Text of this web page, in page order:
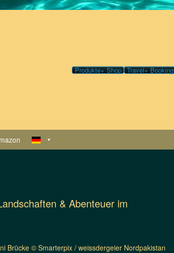
Produkte+ Shop Travel+ Booking
& Abenteuer im
Brücke © Smarterpix / weissdergeier Nordpakistan